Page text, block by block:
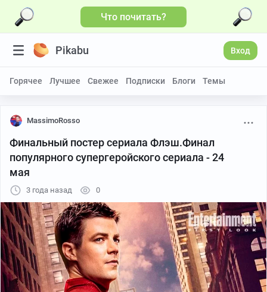
Что почитать?
Pikabu Вход
Горячее Лучшее Свежее Подписки Блоги Темы
MassimoRosso
Финальный постер сериала Флэш.Финал
популярного супергеройского сериала - 24
мая
3 года назад 0